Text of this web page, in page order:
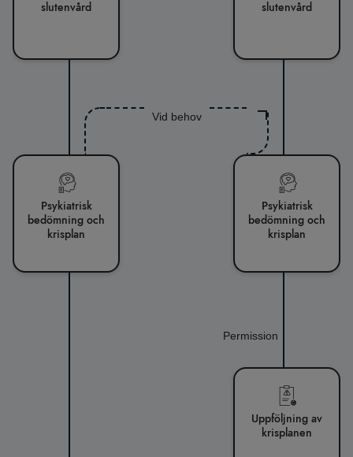
slutenvård
slutenvård
Vid behov
Psykiatrisk
bedömning och
krisplan
Psykiatrisk
bedömning och
krisplan
Permission
Uppföljning av
krisplanen